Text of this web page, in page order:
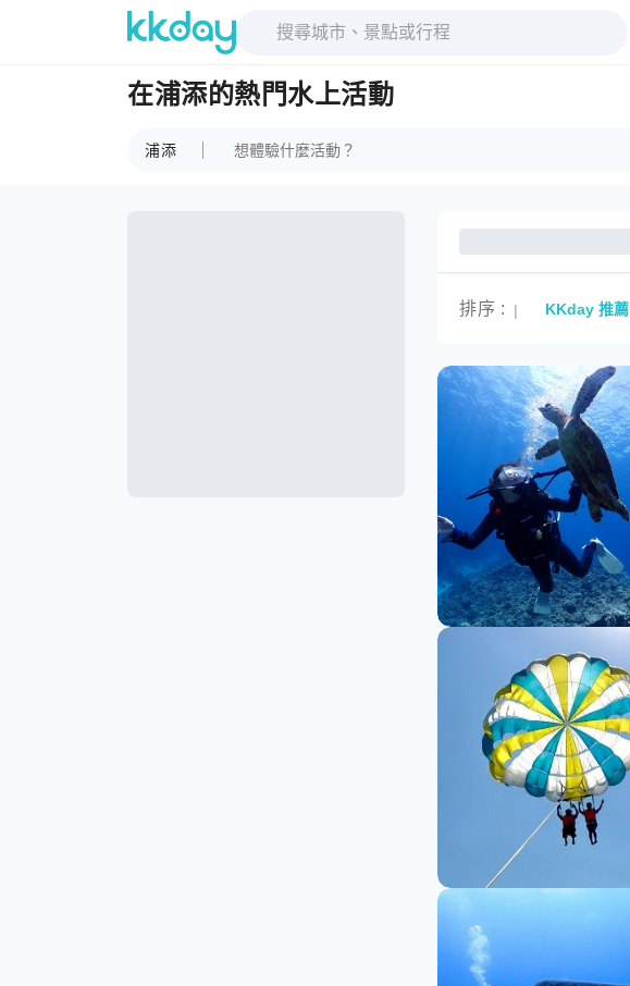
在浦添的熱門水上活動
浦添
排序 : | KKday 推薦